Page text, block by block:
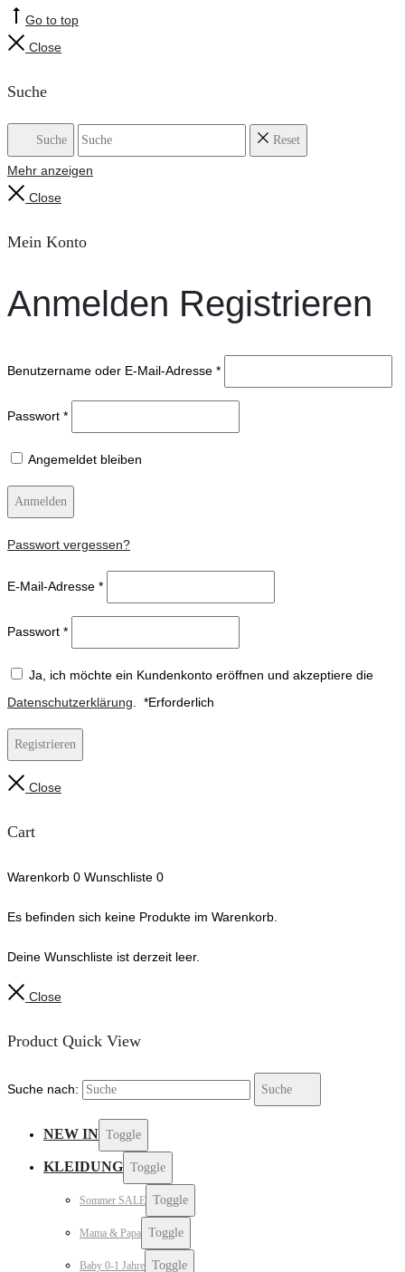
Go to top
Close
Suche
Suche Reset
Mehr anzeigen
Close
Mein Konto
Anmelden Registrieren
Benutzername oder E-Mail-Adresse *
Passwort *
Angemeldet bleiben
Anmelden
Passwort vergessen?
E-Mail-Adresse *
Passwort *
Ja, ich möchte ein Kundenkonto eröffnen und akzeptiere die
Datenschutzerklärung. *Erforderlich
Registrieren
Close
Cart
Warenkorb 0 Wunschliste 0
Es befinden sich keine Produkte im Warenkorb.
Deine Wunschliste ist derzeit leer.
Close
Product Quick View
Suche nach: Suche
NEW IN Toggle
KLEIDUNG Toggle
Sommer SALE Toggle
Mama & Papa Toggle
Baby 0-1 Jahre Toggle